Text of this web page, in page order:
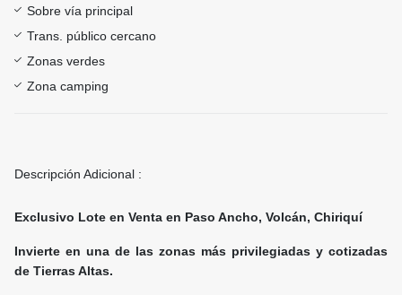
Sobre vía principal
Trans. público cercano
Zonas verdes
Zona camping
Descripción Adicional :
Exclusivo Lote en Venta en Paso Ancho, Volcán, Chiriquí
Invierte en una de las zonas más privilegiadas y cotizadas
de Tierras Altas.